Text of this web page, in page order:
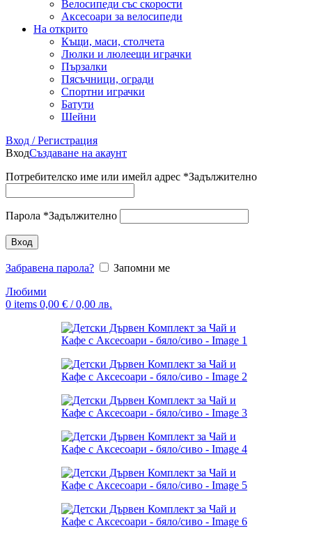
Велосипеди със скорости
Аксесоари за велосипеди
На открито
Къщи, маси, столчета
Люлки и люлеещи играчки
Пързалки
Пясъчници, огради
Спортни играчки
Батути
Шейни
Вход / Регистрация
ВходСъздаване на акаунт
Потребителско име или имейл адрес *Задължително
Парола *Задължително
Вход
Забравена парола?
Запомни ме
Любими
0 items 0,00 € / 0,00 лв.